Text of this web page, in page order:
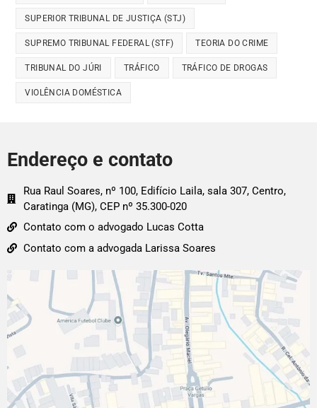
SUPERIOR TRIBUNAL DE JUSTIÇA (STJ)
SUPREMO TRIBUNAL FEDERAL (STF) TEORIA DO CRIME
TRIBUNAL DO JÚRI TRÁFICO TRÁFICO DE DROGAS
VIOLÊNCIA DOMÉSTICA
Endereço e contato
Rua Raul Soares, nº 100, Edifício Laila, sala 307, Centro,
Caratinga (MG), CEP nº 35.300-020
Contato com o advogado Lucas Cotta
Contato com a advogada Larissa Soares